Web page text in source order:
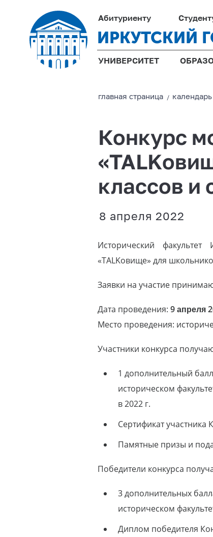
Абитуриенту
ИРКУТСКИЙ
УНИВЕРСИТЕТ
главная страницa / календарь
Конкурс
классов и
8 апреля 2022
Исторический факультет
«TALKовище» для
Заявки на участие
Дата проведения:9 апреля
Место проведения:
Участники конкурса
1 дополнительный
историческом
в 2022 г.
Сертификат участника
Памятные призы и
Победители конкурса
3 дополнительных
историческом
Диплом победителя